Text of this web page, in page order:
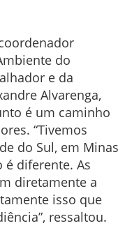
do
e da
Alvarenga,
é um caminho
“Tivemos
do Sul, em Minas
é diferente. As
diretamente a
isso que
ressaltou.